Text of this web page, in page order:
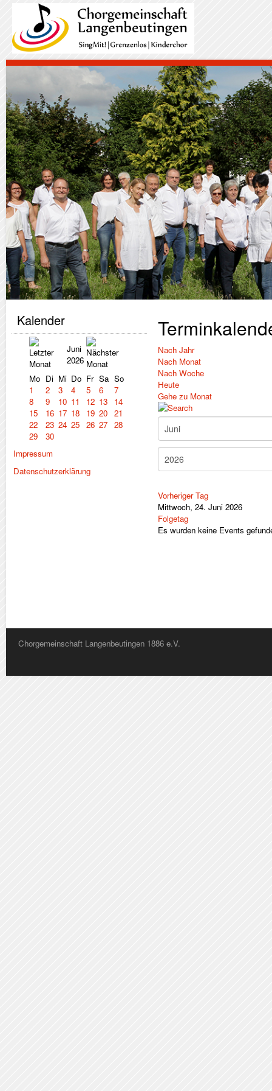
Kalender
Juni
2026
Mo Di Mi Do Fr Sa So
1
2 3 4 5 6
7
8
9 10 11 12 13
14
15
16 17 18 19 20
21
22
23 24 25 26 27
28
29
30
Impressum
Datenschutzerklärung
Nach Jahr
Nach Monat
Nach Woche
Heute
Gehe zu Monat
Vorheriger Tag
Mittwoch, 24. Juni 2026
Folgetag
Es wurden keine Events
Chorgemeinschaft Langenbeutingen 1886 e.V.